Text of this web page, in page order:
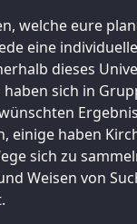
welche eure
eine
dieses
sich in
einige haben
sich zu
Weisen von